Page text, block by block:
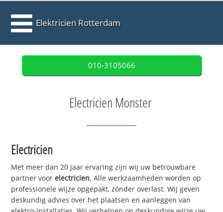
Elektricien Rotterdam
010-3105066
Electricien Monster
Electricien
Met meer dan 20 jaar ervaring zijn wij uw betrouwbare
partner voorelectricien. Alle werkzaamheden worden op
professionele wijze opgepakt, zónder overlast. Wij geven
deskundig advies over het plaatsen en aanleggen van